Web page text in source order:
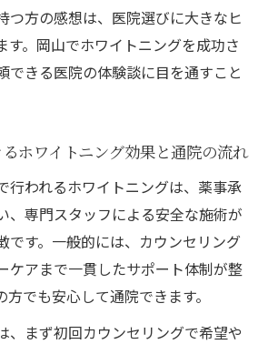
つ方の感想は、医院選びに大きなヒ
す。岡山でホワイトニングを成功さ
できる医院の体験談に目を通すこと
ホワイトニング効果と通院の流れ
行われるホワイトニングは、薬事承
、専門スタッフによる安全な施術が
です。一般的には、カウンセリング
ケアまで一貫したサポート体制が整
でも安心して通院できます。
、まず初回カウンセリングで希望や